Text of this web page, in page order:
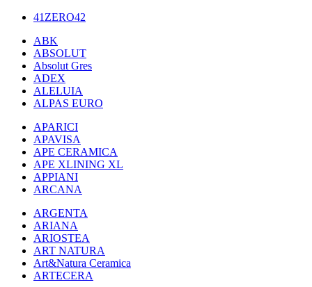
41ZERO42
ABK
ABSOLUT
Absolut Gres
ADEX
ALELUIA
ALPAS EURO
APARICI
APAVISA
APE CERAMICA
APE XLINING XL
APPIANI
ARCANA
ARGENTA
ARIANA
ARIOSTEA
ART NATURA
Art&Natura Ceramica
ARTECERA